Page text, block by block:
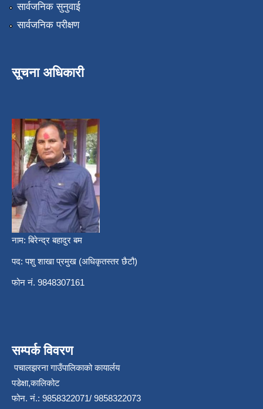
सार्वजनिक सुनुवाई
सार्वजनिक परीक्षण
सूचना अधिकारी
नाम: बिरेन्द्र बहादुर बम
पद: पशु शाखा प्रमुख (अधिकृतस्तर छैटौ)
फोन नं. 9848307161
सम्पर्क विवरण
पचालझरना गाउँपालिकाको कायार्लय
पडेक्षा,कालिकोट
फोन. नं.: 9858322071/ 9858322073